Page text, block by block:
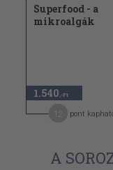
Superfood - a
mikroalgák
1.540 ,-Ft
pont
A